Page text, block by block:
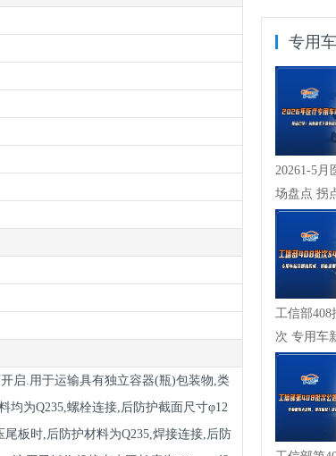
启.用于运输具有独立容器(瓶)包装物,类
均为Q235,螺栓连接,后防护截面尺寸φ12
板时,后防护材料为Q235,焊接连接,后防
专用
20261-5月
场盘点 拐
崖式下...
工信部408
次 专用车
成，新能源